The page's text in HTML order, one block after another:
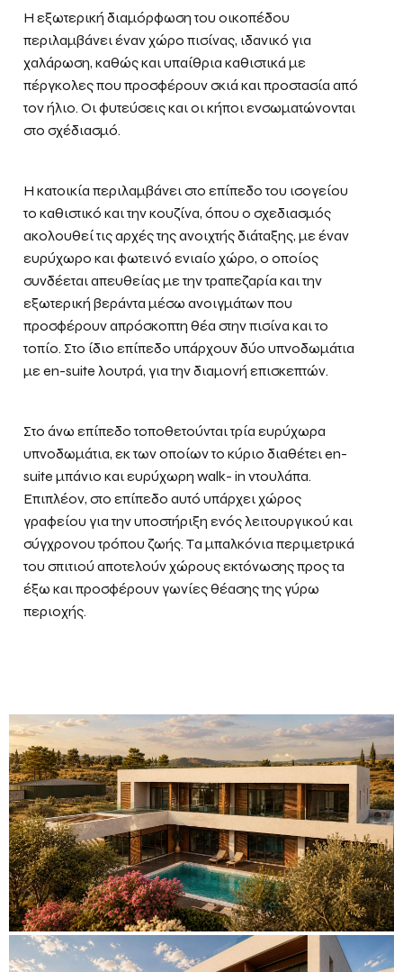
Η εξωτερική διαμόρφωση του οικοπέδου
περιλαμβάνει έναν χώρο πισίνας, ιδανικό για
χαλάρωση, καθώς και υπαίθρια καθιστικά με
πέργκολες που προσφέρουν σκιά και προστασία από
τον ήλιο. Οι φυτεύσεις και οι κήποι ενσωματώνονται
στο σχέδιασμό.
Η κατοικία περιλαμβάνει στο επίπεδο του ισογείου
το καθιστικό και την κουζίνα, όπου ο σχεδιασμός
ακολουθεί τις αρχές της ανοιχτής διάταξης, με έναν
ευρύχωρο και φωτεινό ενιαίο χώρο, ο οποίος
συνδέεται απευθείας με την τραπεζαρία και την
εξωτερική βεράντα μέσω ανοιγμάτων που
προσφέρουν απρόσκοπτη θέα στην πισίνα και το
τοπίο. Στο ίδιο επίπεδο υπάρχουν δύο υπνοδωμάτια
με en-suite λουτρά, για την διαμονή επισκεπτών.
Στο άνω επίπεδο τοποθετούνται τρία ευρύχωρα
υπνοδωμάτια, εκ των οποίων το κύριο διαθέτει en-
suite μπάνιο και ευρύχωρη walk- in ντουλάπα.
Επιπλέον, στο επίπεδο αυτό υπάρχει χώρος
γραφείου για την υποστήριξη ενός λειτουργικού και
σύγχρονου τρόπου ζωής. Τα μπαλκόνια περιμετρικά
του σπιτιού αποτελούν χώρους εκτόνωσης προς τα
έξω και προσφέρουν γωνίες θέασης της γύρω
περιοχής.